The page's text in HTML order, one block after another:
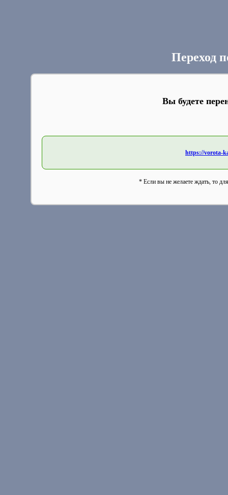
Переход
Вы будете
https://vorota-
* Если вы не желаете ждать, то